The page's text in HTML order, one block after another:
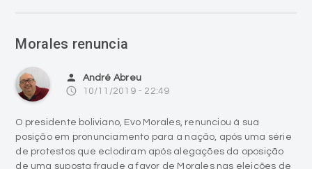
Morales renuncia
person André Abreu
access_time 10/11/2019 - 22:49
O presidente boliviano, Evo Morales, renunciou à sua
posição em pronunciamento para a nação, após uma série
de protestos que eclodiram após alegações da oposição
de uma suposta fraude a favor de Morales nas eleições de